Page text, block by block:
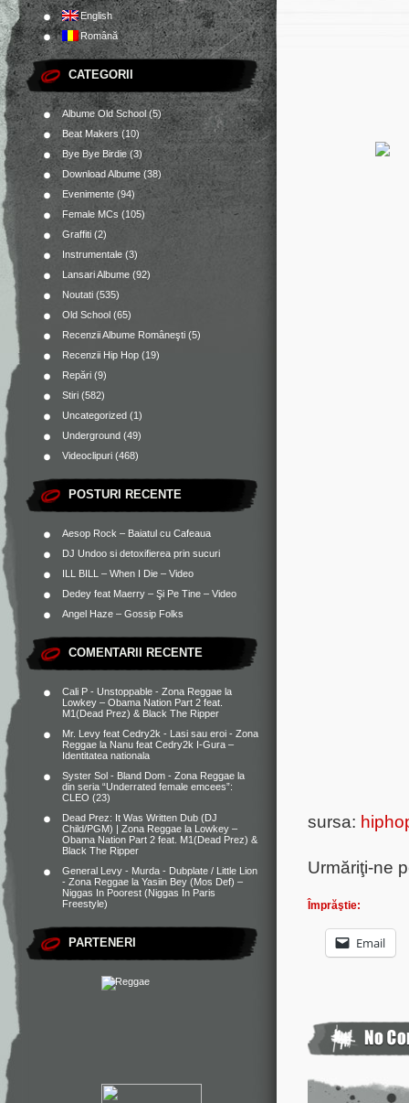
English
Română
CATEGORII
Albume Old School(5)
Beat Makers(10)
Bye Bye Birdie(3)
Download Albume (38)
Evenimente (94)
Female MCs (105)
Graffiti (2)
Instrumentale (3)
Lansari Albume (92)
Noutati (535)
Old School (65)
Recenzii Albume Româneşti (5)
Recenzii Hip Hop (19)
Repări (9)
Stiri (582)
Uncategorized (1)
Underground (49)
Videoclipuri (468)
POSTURI RECENTE
Aesop Rock – Baiatul cu Cafeaua
DJ Undoo si detoxifierea prin sucuri
ILL BILL – When I Die – Video
Dedey feat Maerry – Şi Pe Tine – Video
Angel Haze – Gossip Folks
COMENTARII RECENTE
Cali P - Unstoppable - Zona Reggae la
Lowkey – Obama Nation Part 2 feat.
M1(Dead Prez) & Black The Ripper
Mr. Levy feat Cedry2k - Lasi sau eroi - Zona
Reggae la Nanu feat Cedry2k I-Gura –
Identitatea nationala
Syster Sol - Bland Dom - Zona Reggae la
din seria “Underrated female emcees”:
CLEO (23)
Dead Prez: It Was Written Dub (DJ
Child/PGM) | Zona Reggae la Lowkey –
Obama Nation Part 2 feat. M1(Dead Prez) &
Black The Ripper
General Levy - Murda - Dubplate / Little Lion
- Zona Reggae la Yasiin Bey (Mos Def) –
Niggas In Poorest (Niggas In Paris
Freestyle)
PARTENERI
sursa:
Urmăriţi-ne
Împrăştie:
Email